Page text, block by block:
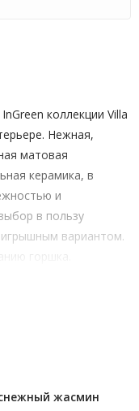
коллекции Villa
Нежная,
матовая
керамика, в
и
в пользу
вариантом.
горшка.
жидкость не
достаточно
жасмин